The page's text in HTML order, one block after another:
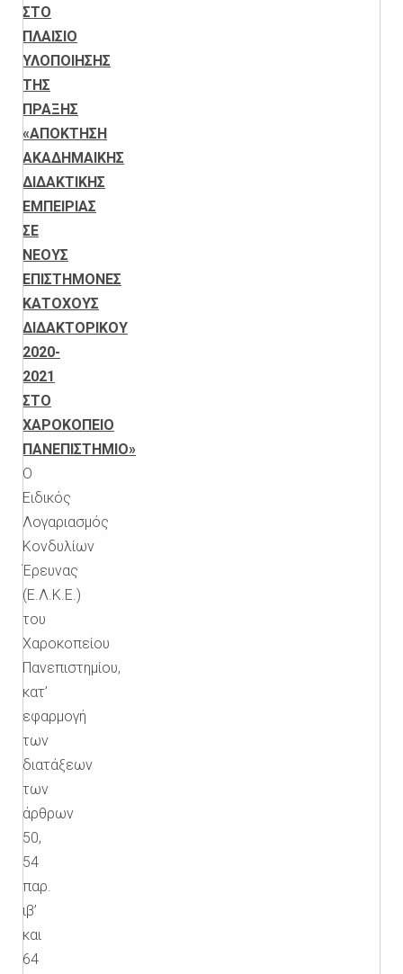
ΣΤΟ
ΠΛΑΙΣΙΟ
ΥΛΟΠΟΙΗΣΗΣ
ΤΗΣ
ΠΡΑΞΗΣ
«ΑΠΟΚΤΗΣΗ
ΑΚΑΔΗΜΑΙΚΗΣ
ΔΙΔΑΚΤΙΚΗΣ
ΕΜΠΕΙΡΙΑΣ
ΣΕ
ΝΕΟΥΣ
ΕΠΙΣΤΗΜΟΝΕΣ
ΚΑΤΟΧΟΥΣ
ΔΙΔΑΚΤΟΡΙΚΟΥ
2020-
2021
ΣΤΟ
ΧΑΡΟΚΟΠΕΙΟ
ΠΑΝΕΠΙΣΤΗΜΙΟ»
O
Ειδικός
Λογαριασμός
Κονδυλίων
Έρευνας
(Ε.Λ.Κ.Ε.)
του
Χαροκοπείου
Πανεπιστημίου,
κατ’
εφαρμογή
των
διατάξεων
των
άρθρων
50,
54
παρ.
ιβ’
και
64